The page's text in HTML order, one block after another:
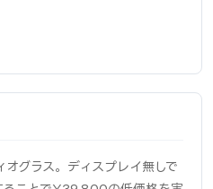
グラス。ディスプレイ無しで